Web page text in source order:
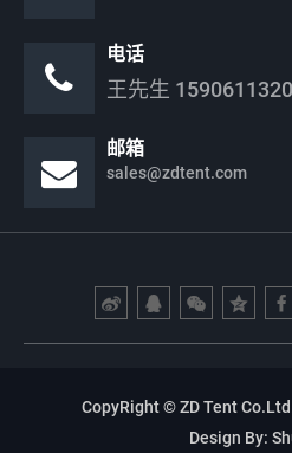
电话
王先生
邮箱
sales@zdtent.com
CopyRight © ZD Tent
Design By: